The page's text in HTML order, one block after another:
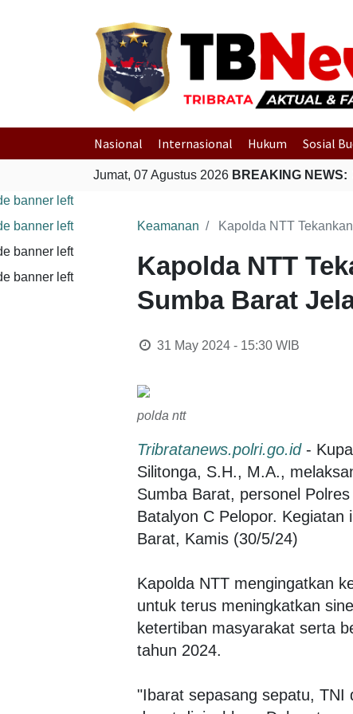
Nasional Internasional Hukum Sosial
Jumat, 07 Agustus 2026 BREAKING NEWS:
Polri
Keamanan Kapolda NTT
Kapolda NTT
Sumba Barat
31 May 2024 - 15:30WIB
polda ntt
Tribratanews.polri.go.id-
Silitonga, S.H., M.A.,
Sumba Barat, personel
Batalyon C Pelopor. Kegiatan
Barat, Kamis (30/5/24)
Kapolda NTT mengingatkan
untuk terus meningkatkan
ketertiban masyarakat serta
tahun 2024.
"Ibarat sepasang sepatu, TNI